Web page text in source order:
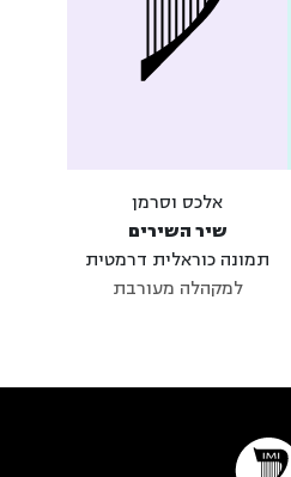
אלכס וסרמן
שיר השירים
תמונה כוראלית דרמטית
למקהלה מעורבת